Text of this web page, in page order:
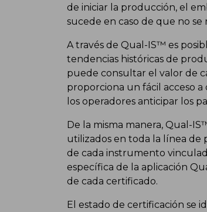
de iniciar la producción, el
sucede en caso de que no se
A través de Qual-IS™ es
tendencias históricas de
puede consultar el valor de
proporciona un fácil acceso
los operadores anticipar los
De la misma manera, Qual-
utilizados en toda la línea de
de cada instrumento
específica de la aplicación
de cada certificado.
El estado de certificación se